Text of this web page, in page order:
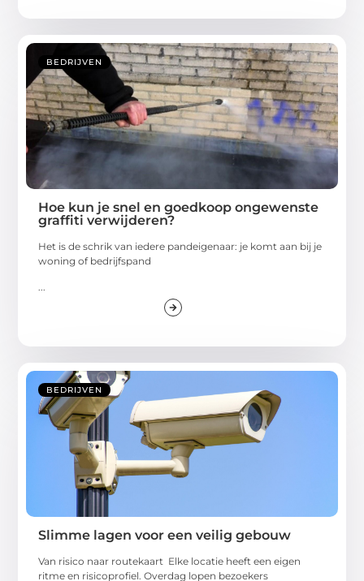
BEDRIJVEN
Hoe kun je snel en goedkoop ongewenste
graffiti verwijderen?
Het is de schrik van iedere pandeigenaar: je komt aan bij je
woning of bedrijfspand
...
BEDRIJVEN
Slimme lagen voor een veilig gebouw
Van risico naar routekaart Elke locatie heeft een eigen
ritme en risicoprofiel. Overdag lopen bezoekers